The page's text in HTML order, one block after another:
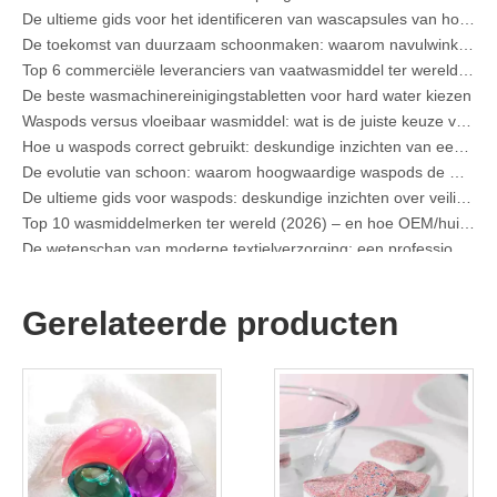
De toekomst van duurzaam schoonmaken: waarom navulwinkels onverpakte wasmiddelvellen in bulk omarmen
Top 6 commerciële leveranciers van vaatwasmiddel ter wereld (OEM- en kopersgids 2026)
De beste wasmachinereinigingstabletten voor hard water kiezen
Waspods versus vloeibaar wasmiddel: wat is de juiste keuze voor uw wasgoed?
Hoe u waspods correct gebruikt: deskundige inzichten van een toonaangevende fabrikant van waspods in China
De evolutie van schoon: waarom hoogwaardige waspods de mondiale toekomst van textielverzorging bepalen
De ultieme gids voor waspods: deskundige inzichten over veiligheid, wetenschap en het maximaliseren van de reinigingskracht
Top 10 wasmiddelmerken ter wereld (2026) – en hoe OEM/huismerkmerken kunnen concurreren
De wetenschap van moderne textielverzorging: een professionele gids voor waspods, wasverzachters en kleurgrijpers
De ultieme gids voor vaatwasmiddelen: peulen versus wasmiddelen Tabletten versus. Poeder
Vaatwasmiddelpods versus poeder: een deskundige gids voor het kiezen van het beste wasmiddel
Gerelateerde producten